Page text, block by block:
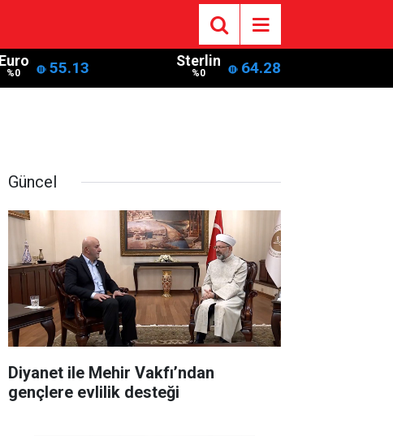
Euro
%0 55.13 Sterlin
%0 64.28
Güncel
Diyanet ile Mehir Vakfı’ndan
gençlere evlilik desteği